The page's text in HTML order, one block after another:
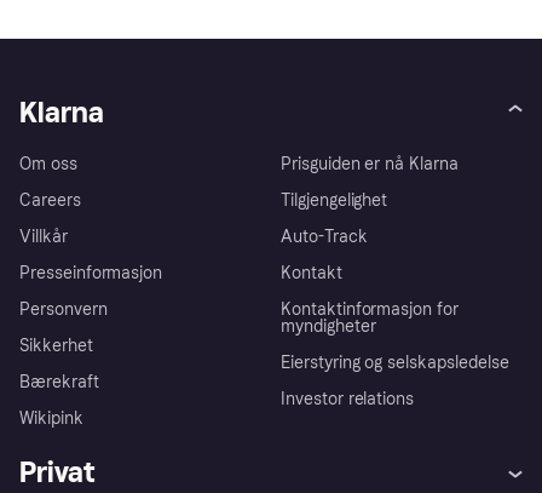
Klarna
Om oss
Careers
Villkår
Presseinformasjon
Personvern
Sikkerhet
Bærekraft
Wikipink
Prisguiden er nå Klarna
Tilgjengelighet
Auto-Track
Kontakt
Kontaktinformasjon for
myndigheter
Eierstyring og selskapsledelse
Investor relations
Privat